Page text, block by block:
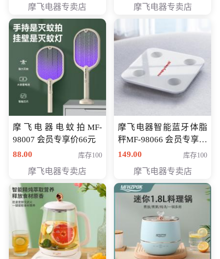
摩飞电器专卖店 摩飞电器专卖店
摩飞电器电蚊拍MF-
98007 会员专享价66元
88.00
库存100
摩飞电器专卖店
摩飞电器智能蓝牙体脂
秤MF-98066 会员专享价
98元
149.00 库存100
摩飞电器专卖店